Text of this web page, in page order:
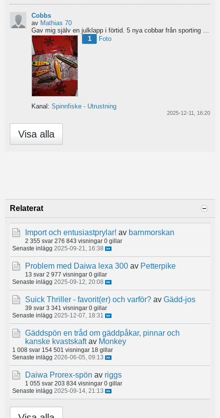
Cobbs
av Mathias 70
1
Foto
Kanal: Spinnfiske - Utrustning
2025-12-11, 16:20
Visa alla
Relaterat
Import och entusiastprylar! av barnmorskan
2 355 svar 276 843 visningar 0 gillar
Senaste inlägg 2025-09-21, 16:38
Problem med Daiwa lexa 300 av Petterpike
13 svar 2 977 visningar 0 gillar
Senaste inlägg 2025-09-12, 20:08
Suick Thriller - favorit(er) och varför? av Gädd-jos
39 svar 3 341 visningar 0 gillar
Senaste inlägg 2025-12-07, 18:31
Gäddspön en tråd om gäddpåkar, pinnar och
kanske kvastskaft av Monkey
1 008 svar 154 501 visningar 18 gillar
Senaste inlägg 2026-06-05, 09:13
Daiwa Prorex-spön av riggs
1 055 svar 203 834 visningar 0 gillar
Senaste inlägg 2025-09-14, 21:13